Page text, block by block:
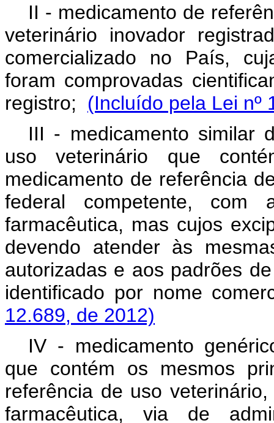
II - medicamento de
veterinário inovador
comercializado no País,
foram comprovadas
registro; (Incluído pela Lei nº
III - medicamento similar
uso veterinário que
medicamento de referência
federal competente, com
farmacêutica, mas cujos
devendo atender às
autorizadas e aos padrões
identificado por nome
12.689, de 2012)
IV - medicamento
que contém os mesmos
referência de uso
farmacêutica, via de